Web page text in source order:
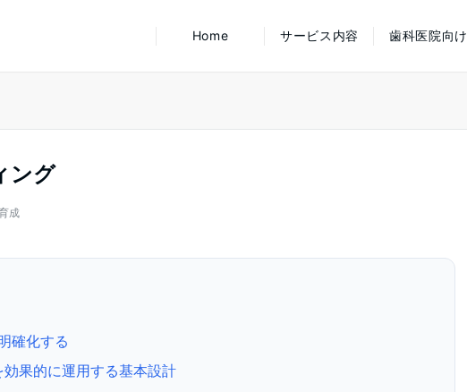
Home サービス内容 歯科医院向け
ング
成
確化する
効果的に運用する基本設計